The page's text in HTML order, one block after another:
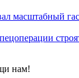
масштабный
нам!